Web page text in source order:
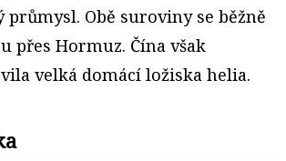
průmysl. Obě suroviny se běžně
přes Hormuz. Čína však
velká domácí ložiska helia.